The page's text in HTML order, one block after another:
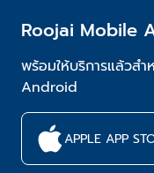
Roojai Mobile
พร้อมให้บริการแล้วสำ
Android
APPLE APP